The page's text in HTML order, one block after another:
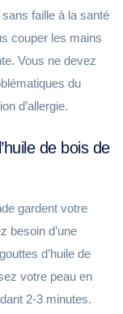
faille à la santé
couper les mains
Vous ne devez
du
d’allergie.
de bois de
gardent votre
besoin d’une
d’huile de
votre peau en
2-3 minutes.